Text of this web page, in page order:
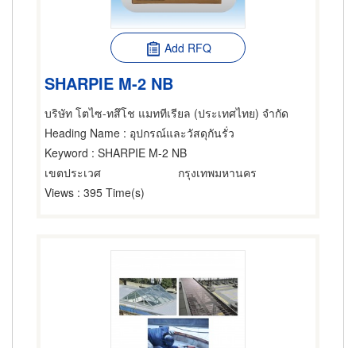
Add RFQ
SHARPIE M-2 NB
บริษัท โตไซ-ทสึโช แมททีเรียล (ประเทศไทย) จำกัด
Heading Name : อุปกรณ์และวัสดุกันรั่ว
Keyword : SHARPIE M-2 NB
เขตประเวศ
กรุงเทพมหานคร
Views : 395 Time(s)